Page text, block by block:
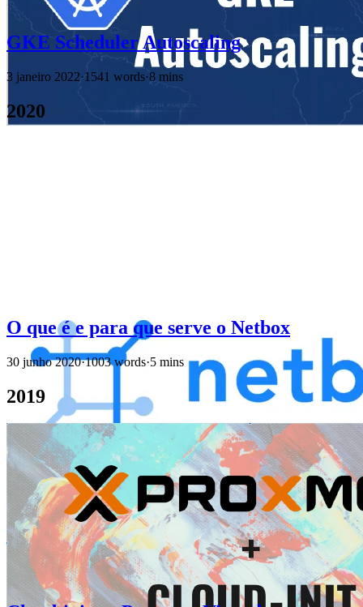
GKE Scheduler Autoscaling
3 janeiro 2022·1541 words·8 mins
2020
O que é e para que serve o Netbox
30 junho 2020·1003 words·5 mins
2019